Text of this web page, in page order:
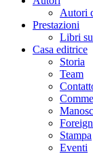
Autori
Prestazioni
Libri
Casa editrice
Storia
Team
Stampa
Eventi